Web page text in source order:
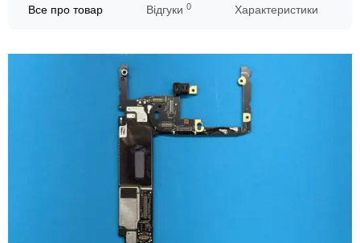
Все про товар Відгуки 0 Характеристики